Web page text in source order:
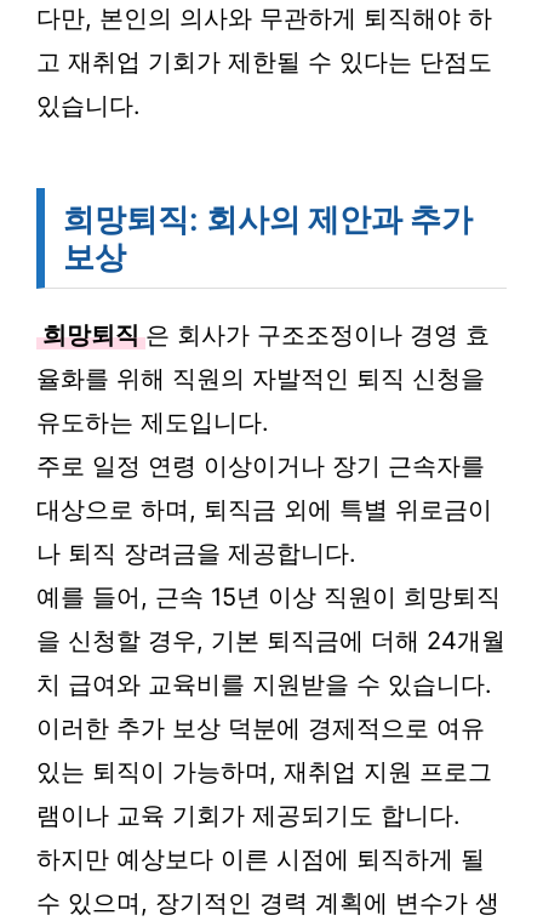
다만, 본인의 의사와 무관하게 퇴직해야 하
고 재취업 기회가 제한될 수 있다는 단점도
있습니다.
희망퇴직: 회사의 제안과 추가
보상
희망퇴직 은 회사가 구조조정이나 경영 효
율화를 위해 직원의 자발적인 퇴직 신청을
유도하는 제도입니다.
주로 일정 연령 이상이거나 장기 근속자를
대상으로 하며, 퇴직금 외에 특별 위로금이
나 퇴직 장려금을 제공합니다.
예를 들어, 근속 15년 이상 직원이 희망퇴직
을 신청할 경우, 기본 퇴직금에 더해 24개월
치 급여와 교육비를 지원받을 수 있습니다.
이러한 추가 보상 덕분에 경제적으로 여유
있는 퇴직이 가능하며, 재취업 지원 프로그
램이나 교육 기회가 제공되기도 합니다.
하지만 예상보다 이른 시점에 퇴직하게 될
수 있으며, 장기적인 경력 계획에 변수가 생